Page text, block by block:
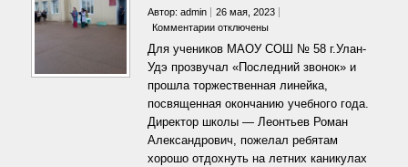
Автор: admin
26 мая, 2023
Комментариик
записи
звонок»
отключены
Для учеников МАОУ СОШ № 58 г.Улан-
Удэ прозвучал «Последний звонок» и
прошла торжественная линейка,
посвященная окончанию учебного года.
Директор школы — Леонтьев Роман
Александрович, пожелал ребятам
хорошо отдохнуть на летних каникулах